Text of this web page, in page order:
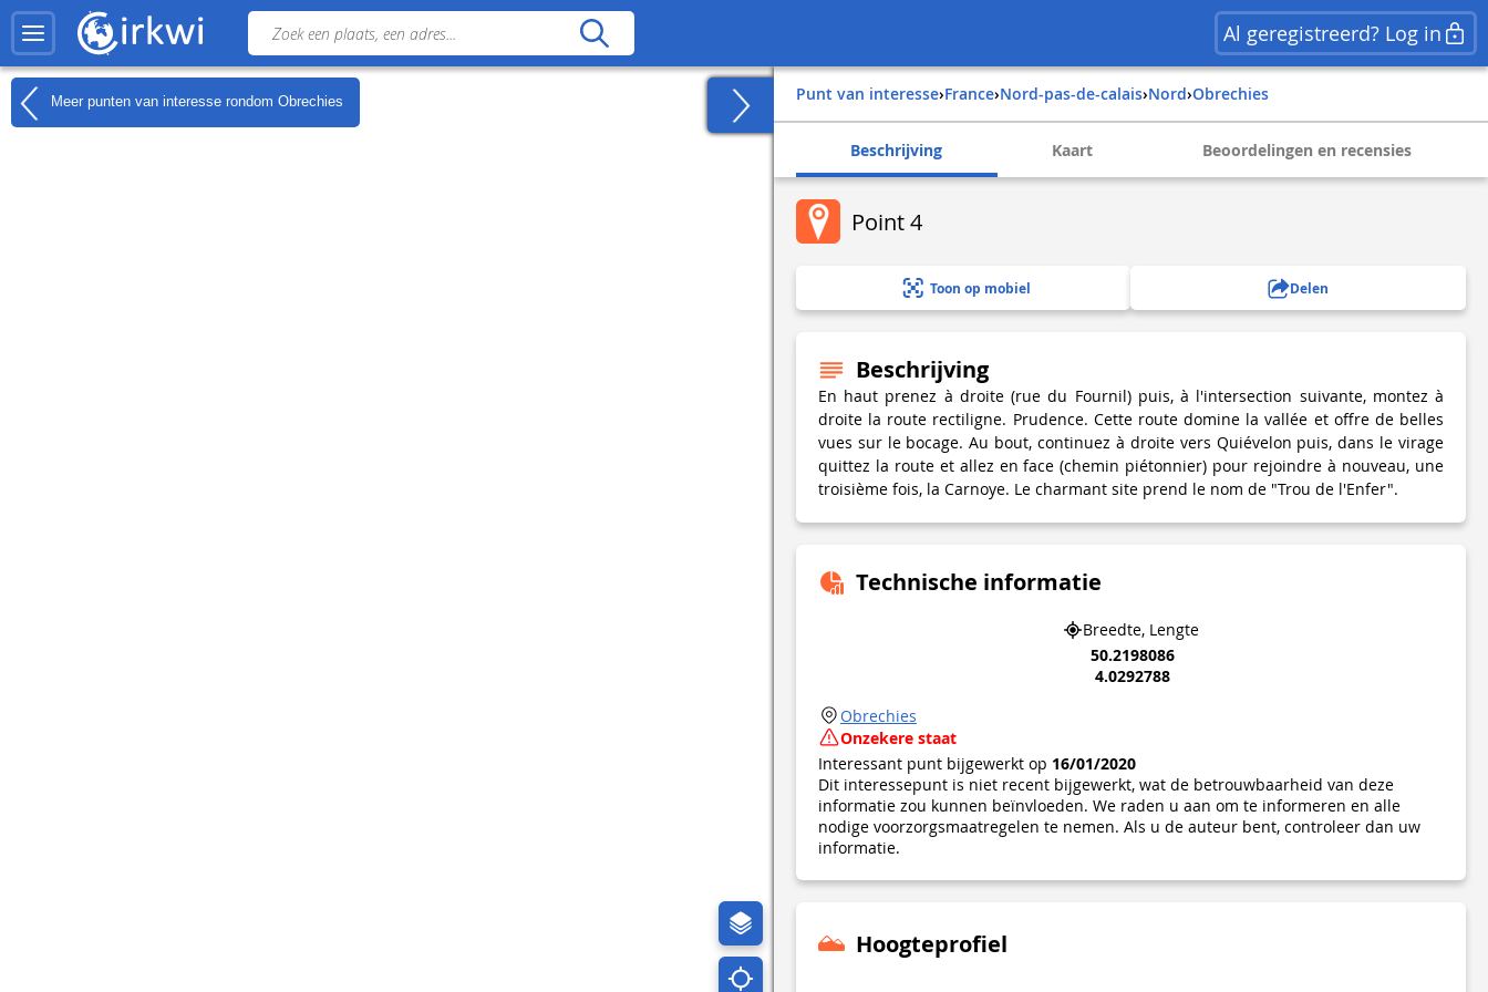
Al geregistreerd? Log in
Meer punten van interesse rondom Obrechies Punt van interesse› france› nord-pas-de-calais› nord› obrechies
Beschrijving Kaart Beoordelingen en recensies
Point 4
Toon op mobiel Delen
Beschrijving
En haut prenez à droite (rue du Fournil) puis, à l'intersection suivante, montez à
droite la route rectiligne. Prudence. Cette route domine la vallée et offre de belles
vues sur le bocage. Au bout, continuez à droite vers Quiévelon puis, dans le virage
quittez la route et allez en face (chemin piétonnier) pour rejoindre à nouveau, une
troisième fois, la Carnoye. Le charmant site prend le nom de "Trou de l'Enfer".
Technische informatie
Breedte, Lengte
50.2198086
4.0292788
Obrechies
Onzekere staat
Interessant punt bijgewerkt op 16/01/2020
Dit interessepunt is niet recent bijgewerkt, wat de betrouwbaarheid van deze
informatie zou kunnen beïnvloeden. We raden u aan om te informeren en alle
nodige voorzorgsmaatregelen te nemen. Als u de auteur bent, controleer dan uw
informatie.
Hoogteprofiel